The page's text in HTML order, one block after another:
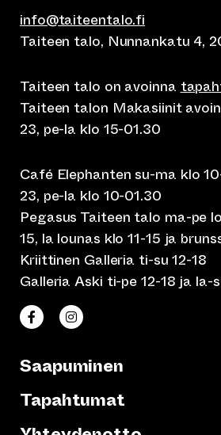
info@taiteentalo.fi
Taiteen talo, Nunnankatu 4,
Taiteen talo on avoinna
Taiteen talon Makasiinit
23, pe-la klo 15-01.30
Café Elephanten su-ma klo
23, pe-la klo 10-01.30
Pegasus Taiteen talo ma-pe
15, la lounas klo 11-15 ja
Kriittinen Galleria ti-su 12-18
Galleria Aski ti-pe 12-18 ja la-
Taiteen talo Facebookissa
(siirtyy toiseen verkkopalveluun)
Taiteen talo Instagramissa
(siirtyy toiseen
Saapuminen
Tapahtumat